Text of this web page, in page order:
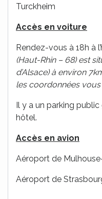
Turckheim
Accès en voiture
Rendez-vous à 18h à
(Haut-Rhin – 68) est
d’Alsace) à environ
les coordonnées vous
Il y a un parking
hôtel.
Accès en avion
Aéroport de
Aéroport de